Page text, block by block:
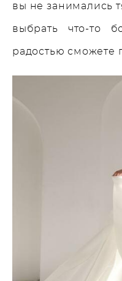
вы не занимались
выбрать что-то
радостью сможете